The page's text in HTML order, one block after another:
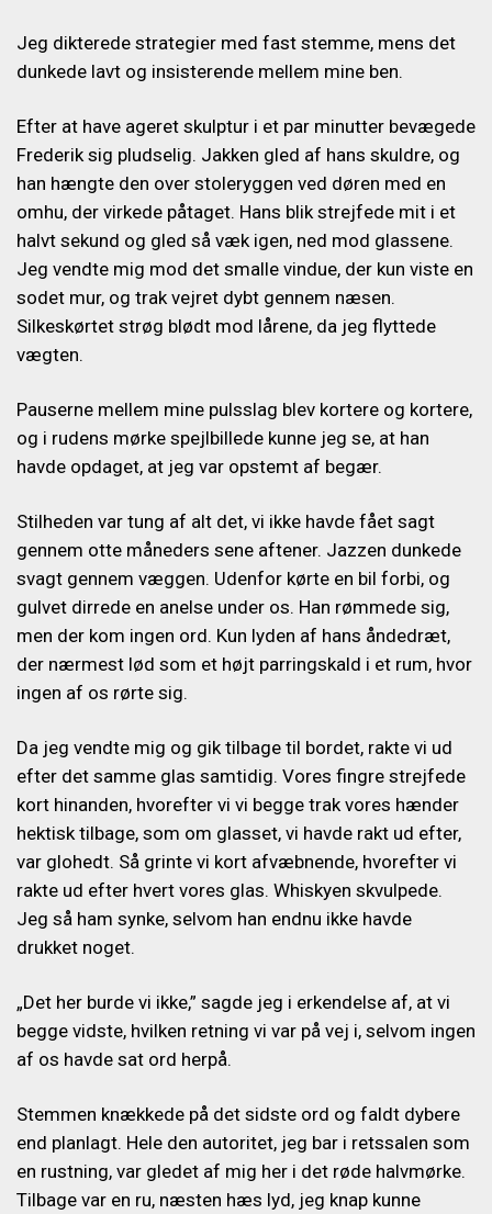
Jeg dikterede strategier med fast stemme, mens det
dunkede lavt og insisterende mellem mine ben.
Efter at have ageret skulptur i et par minutter bevægede
Frederik sig pludselig. Jakken gled af hans skuldre, og
han hængte den over stoleryggen ved døren med en
omhu, der virkede påtaget. Hans blik strejfede mit i et
halvt sekund og gled så væk igen, ned mod glassene.
Jeg vendte mig mod det smalle vindue, der kun viste en
sodet mur, og trak vejret dybt gennem næsen.
Silkeskørtet strøg blødt mod lårene, da jeg flyttede
vægten.
Pauserne mellem mine pulsslag blev kortere og kortere,
og i rudens mørke spejlbillede kunne jeg se, at han
havde opdaget, at jeg var opstemt af begær.
Stilheden var tung af alt det, vi ikke havde fået sagt
gennem otte måneders sene aftener. Jazzen dunkede
svagt gennem væggen. Udenfor kørte en bil forbi, og
gulvet dirrede en anelse under os. Han rømmede sig,
men der kom ingen ord. Kun lyden af hans åndedræt,
der nærmest lød som et højt parringskald i et rum, hvor
ingen af os rørte sig.
Da jeg vendte mig og gik tilbage til bordet, rakte vi ud
efter det samme glas samtidig. Vores fingre strejfede
kort hinanden, hvorefter vi vi begge trak vores hænder
hektisk tilbage, som om glasset, vi havde rakt ud efter,
var glohedt. Så grinte vi kort afvæbnende, hvorefter vi
rakte ud efter hvert vores glas. Whiskyen skvulpede.
Jeg så ham synke, selvom han endnu ikke havde
drukket noget.
„Det her burde vi ikke,” sagde jeg i erkendelse af, at vi
begge vidste, hvilken retning vi var på vej i, selvom ingen
af os havde sat ord herpå.
Stemmen knækkede på det sidste ord og faldt dybere
end planlagt. Hele den autoritet, jeg bar i retssalen som
en rustning, var gledet af mig her i det røde halvmørke.
Tilbage var en ru, næsten hæs lyd, jeg knap kunne